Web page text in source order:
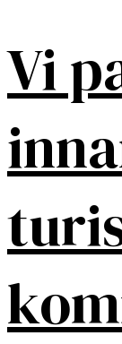
Vi